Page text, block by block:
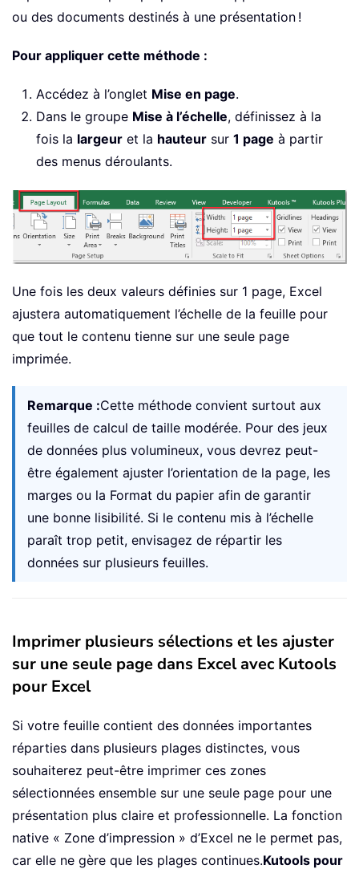
ou des documents destinés à une présentation !
Pour appliquer cette méthode :
Accédez à l’onglet Mise en page.
Dans le groupe Mise à l’échelle, définissez à la
fois la largeur et la hauteur sur 1 page à partir
des menus déroulants.
Une fois les deux valeurs définies sur 1 page, Excel
ajustera automatiquement l’échelle de la feuille pour
que tout le contenu tienne sur une seule page
imprimée.
Remarque :Cette méthode convient surtout aux
feuilles de calcul de taille modérée. Pour des jeux
de données plus volumineux, vous devrez peut-
être également ajuster l’orientation de la page, les
marges ou la Format du papier afin de garantir
une bonne lisibilité. Si le contenu mis à l’échelle
paraît trop petit, envisagez de répartir les
données sur plusieurs feuilles.
Imprimer plusieurs sélections et les ajuster
sur une seule page dans Excel avec Kutools
pour Excel
Si votre feuille contient des données importantes
réparties dans plusieurs plages distinctes, vous
souhaiterez peut-être imprimer ces zones
sélectionnées ensemble sur une seule page pour une
présentation plus claire et professionnelle. La fonction
native « Zone d’impression » d’Excel ne le permet pas,
car elle ne gère que les plages continues.Kutools pour